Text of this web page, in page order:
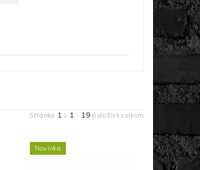
Stránka 1 z 1 - 19 položiek celkom
Novinka